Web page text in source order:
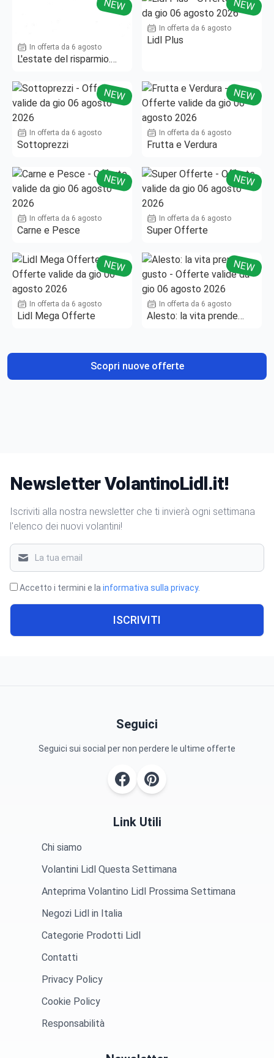
NEW
In offerta da 6 agosto
L'estate del risparmio.
NEW
In offerta da 6 agosto
Lidl Plus
NEW
In offerta da 6 agosto
Sottoprezzi
NEW
In offerta da 6 agosto
Frutta e Verdura
NEW
In offerta da 6 agosto
Carne e Pesce
NEW
In offerta da 6 agosto
Super Offerte
NEW
In offerta da 6 agosto
Lidl Mega Offerte
NEW
In offerta da 6 agosto
Alesto: la vita prende
Scopri nuove offerte
Newsletter VolantinoLidl.it!
Iscriviti alla nostra newsletter che ti invierà ogni settimana
l'elenco dei nuovi volantini!
Accetto i termini e la informativa sulla privacy.
ISCRIVITI
Seguici
Seguici sui social per non perdere le ultime offerte
Link Utili
Chi siamo
Volantini Lidl Questa Settimana
Anteprima Volantino Lidl Prossima Settimana
Negozi Lidl in Italia
Categorie Prodotti Lidl
Contatti
Privacy Policy
Cookie Policy
Responsabilità